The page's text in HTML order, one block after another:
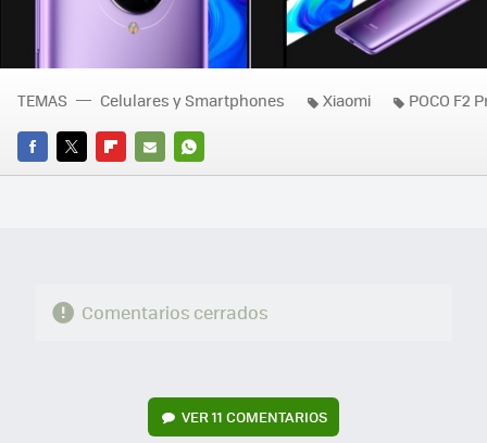
FACEBOOK
TWITTERFLIPBOARD
E-
WHATSAPP
TEMAS Celulares y Smartphones Xiaomi POCO F2
Comentarios cerrados
VER 11 COMENTARIOS